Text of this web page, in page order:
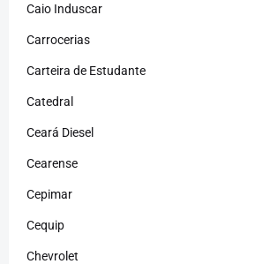
Caio Induscar
Carrocerias
Carteira de Estudante
Catedral
Ceará Diesel
Cearense
Cepimar
Cequip
Chevrolet